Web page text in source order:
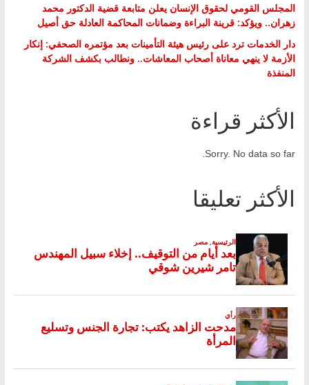
المجلس القومي لحقوق الإنسان يعلن متابعة قضية الدكتور محمد
زهران.. ويؤكد: قرينة البراءة وضمانات المحاكمة العادلة حق أصيل
دار الخدمات ترد على رئيس هيئة التأمينات بعد مؤتمره الصحفي: إنكار
الأزمة لا ينهي معاناة أصحاب المعاشات.. ونطالب بكشف الشركة
المنفذة
الأكثر قراءة
Sorry. No data so far.
الأكثر تعليقا